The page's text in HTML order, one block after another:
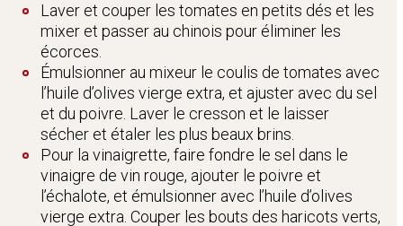
Laver et couper les tomates en petits dés et les
mixer et passer au chinois pour éliminer les
écorces.
Émulsionner au mixeur le coulis de tomates avec
l’huile d’olives vierge extra, et ajuster avec du sel
et du poivre. Laver le cresson et le laisser
sécher et étaler les plus beaux brins.
Pour la vinaigrette, faire fondre le sel dans le
vinaigre de vin rouge, ajouter le poivre et
l’échalote, et émulsionner avec l’huile d’olives
vierge extra. Couper les bouts des haricots verts,